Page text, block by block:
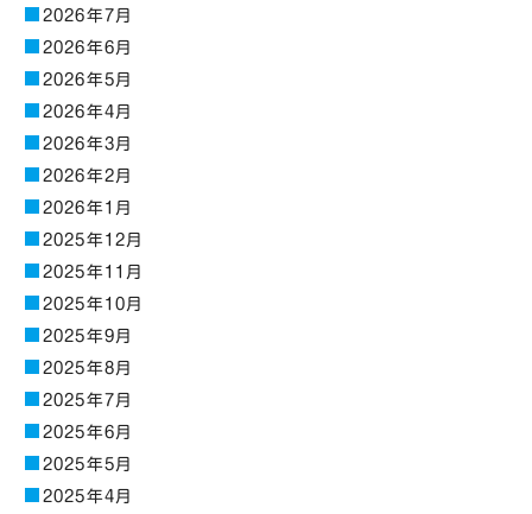
2026年7月
2026年6月
2026年5月
2026年4月
2026年3月
2026年2月
2026年1月
2025年12月
2025年11月
2025年10月
2025年9月
2025年8月
2025年7月
2025年6月
2025年5月
2025年4月